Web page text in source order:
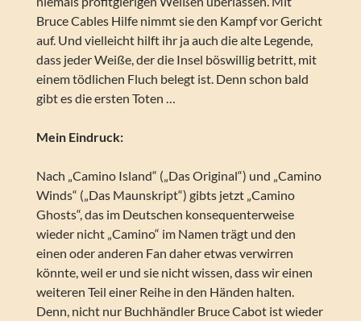
Bruce Cables Hilfe nimmt sie den Kampf vor Gericht
auf. Und vielleicht hilft ihr ja auch die alte Legende,
dass jeder Weiße, der die Insel böswillig betritt, mit
einem tödlichen Fluch belegt ist. Denn schon bald
gibt es die ersten Toten …
Mein Eindruck:
Nach „Camino Island“ („Das Original“) und „Camino
Winds“ („Das Maunskript“) gibts jetzt „Camino
Ghosts“, das im Deutschen konsequenterweise
wieder nicht „Camino“ im Namen trägt und den
einen oder anderen Fan daher etwas verwirren
könnte, weil er und sie nicht wissen, dass wir einen
weiteren Teil einer Reihe in den Händen halten.
Denn, nicht nur Buchhändler Bruce Cabot ist wieder